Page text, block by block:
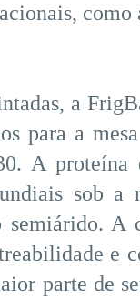
como
a
para a
A proteína
sob a
A
e
parte de